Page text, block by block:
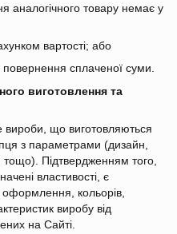
товару немає у
вартості; або
повернення сплаченої суми.
виготовлення та
вироби, що виготовляються
з параметрами (дизайн,
тощо). Підтвердженням того,
властивості, є
оформлення, кольорів,
виробу від
на Сайті.